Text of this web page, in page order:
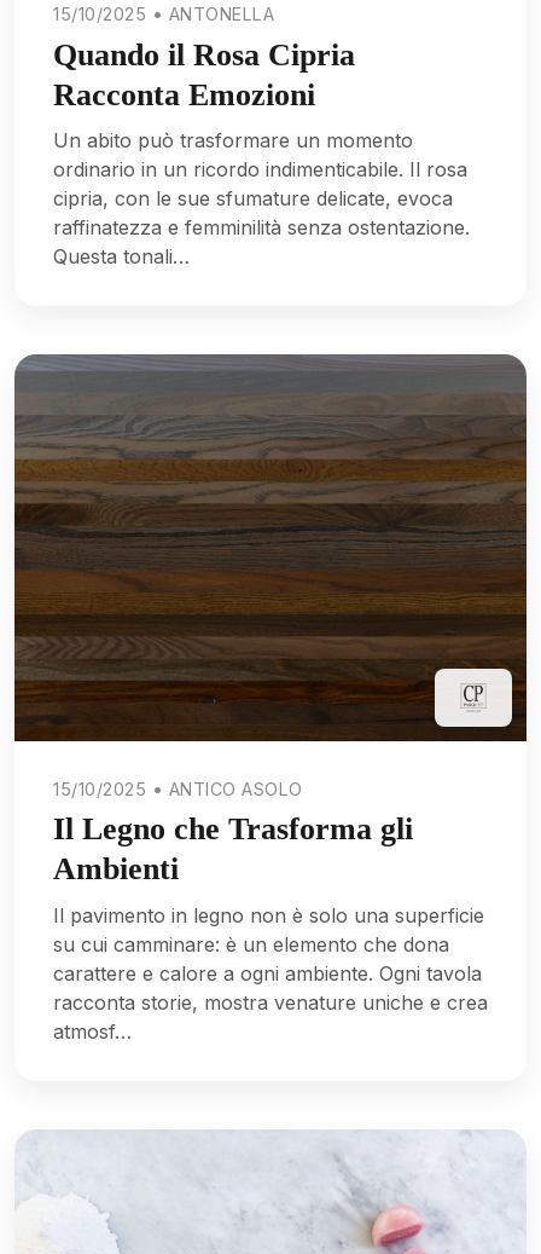
15/10/2025 • ANTONELLA
Quando il Rosa Cipria
Racconta Emozioni
Un abito può trasformare un momento
ordinario in un ricordo indimenticabile. Il rosa
cipria, con le sue sfumature delicate, evoca
raffinatezza e femminilità senza ostentazione.
Questa tonali…
15/10/2025 • ANTICO ASOLO
Il Legno che Trasforma gli
Ambienti
Il pavimento in legno non è solo una superficie
su cui camminare: è un elemento che dona
carattere e calore a ogni ambiente. Ogni tavola
racconta storie, mostra venature uniche e crea
atmosf…